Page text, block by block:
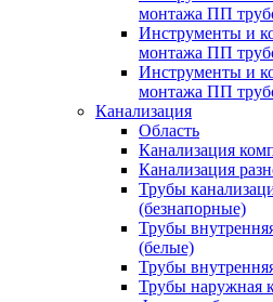
монтажа ПП
Инструменты и
монтажа ПП
Инструменты и
монтажа ПП
Канализация
Область
Канализация
Канализация
Трубы
(безнапорные)
Трубы
(белые)
Трубы
Трубы наружная